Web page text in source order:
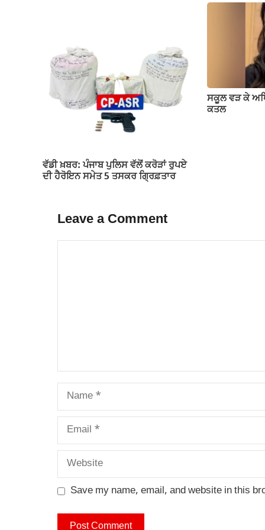
ਵੱਡੀ ਖ਼ਬਰ: ਪੰਜਾਬ ਪੁਲਿਸ ਵੱਲੋਂ ਕਰੋੜਾਂ ਰੁਪਏ
ਦੀ ਹੈਰੋਇਨ ਸਮੇਤ 5 ਤਸਕਰ ਗ੍ਰਿਫ਼ਤਾਰ
ਸਕੂਲ ਵੜ ਕੇ
ਕਤਲ
Leave a Comment
Name
Email
Website
Save my name, email, and website in this